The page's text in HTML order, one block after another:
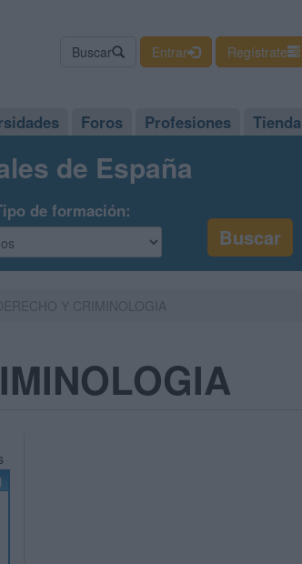
Buscar Entrar Regístrate
Foros Profesiones Tienda
de España
de formación: